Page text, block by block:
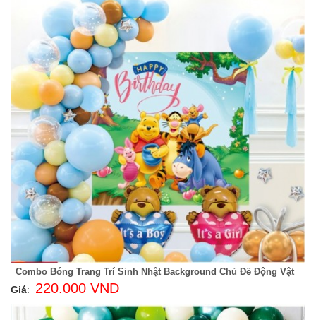
Combo Bóng Trang Trí Sinh Nhật Background Chủ Đề Động Vật
Giá: 220.000 VND